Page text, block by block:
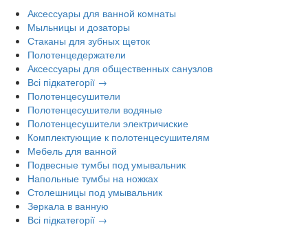
Аксессуары для ванной комнаты
Мыльницы и дозаторы
Стаканы для зубных щеток
Полотенцедержатели
Аксессуары для общественных санузлов
Всі підкатегорії →
Полотенцесушители
Полотенцесушители водяные
Полотенцесушители электричиские
Комплектующие к полотенцесушителям
Мебель для ванной
Подвесные тумбы под умывальник
Напольные тумбы на ножках
Столешницы под умывальник
Зеркала в ванную
Всі підкатегорії →